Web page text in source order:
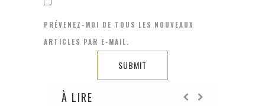
PRÉVENEZ-MOI DE TOUS LES NOUVEAUX
ARTICLES PAR E-MAIL.
À LIRE